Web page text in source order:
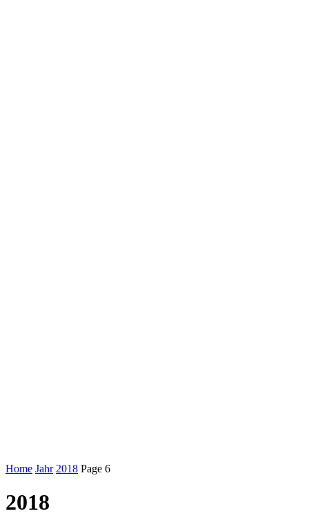
Home Jahr 2018 Page 6
2018